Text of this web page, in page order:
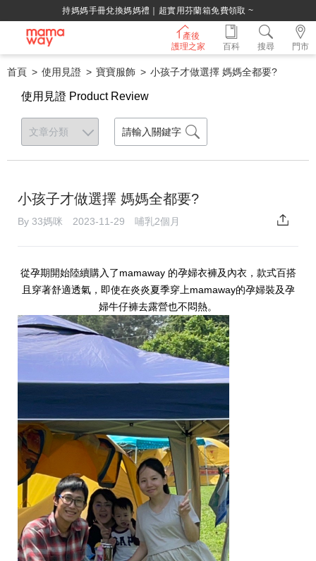
持媽媽手冊兌換媽媽禮｜超實用芬蘭箱免費領取 ~
產後
護理之家
門市
百科 搜尋
首頁 使用見證 寶寶服飾 小孩子才做選擇 媽媽全都要?
使用見證 Product Review
小孩子才做選擇 媽媽全都要?
By 33媽咪 2023-11-29 哺乳2個月
從孕期開始陸續購入了mamaway 的孕婦衣褲及內衣，款式百搭
且穿著舒適透氣，即使在炎炎夏季穿上mamaway的孕婦裝及孕
婦牛仔褲去露營也不悶熱。